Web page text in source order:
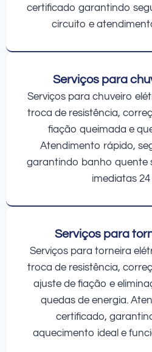
certificado garantindo
circuito e
Serviços para
Serviços para chuveiro
troca de resistência,
fiação queimada e
Atendimento rápido,
garantindo banho quente
imediatas
Serviços para
Serviços para torneira
troca de resistência,
ajuste de fiação e
quedas de energia.
certificado,
aquecimento ideal e